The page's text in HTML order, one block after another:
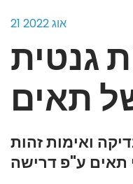
21 אוג 2022
גנטית
תאים
ואימות זהות